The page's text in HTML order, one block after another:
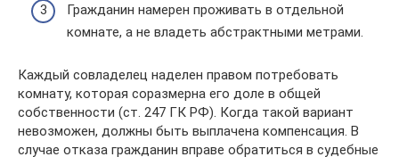
Гражданин намерен проживать в отдельной
комнате, а не владеть абстрактными метрами.
Каждый совладелец наделен правом потребовать
комнату, которая соразмерна его доле в общей
собственности (ст. 247 ГК РФ). Когда такой вариант
невозможен, должны быть выплачена компенсация. В
случае отказа гражданин вправе обратиться в судебные